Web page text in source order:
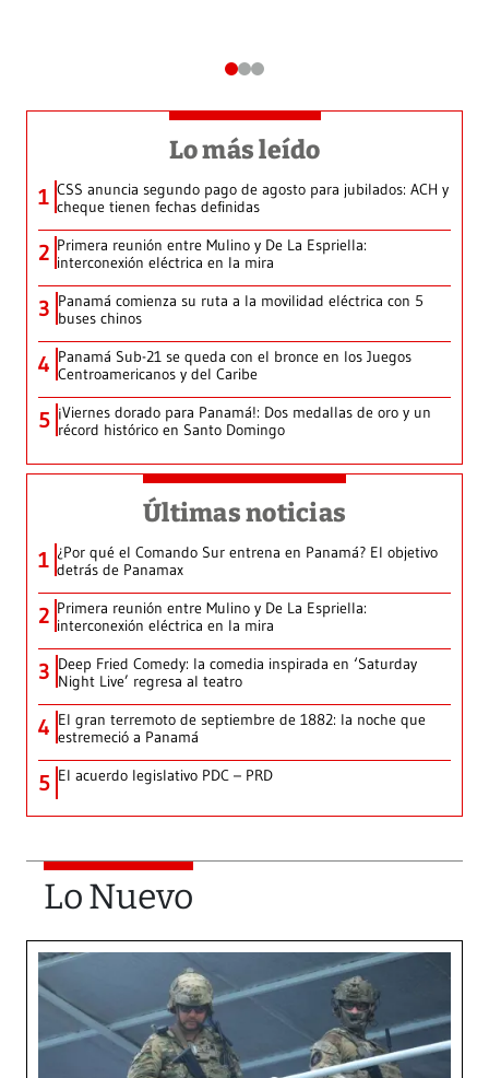
Lo más leído
1 CSS anuncia segundo pago de agosto para jubilados: ACH y
cheque tienen fechas definidas
2 Primera reunión entre Mulino y De La Espriella:
interconexión eléctrica en la mira
3 Panamá comienza su ruta a la movilidad eléctrica con 5
buses chinos
4 Panamá Sub-21 se queda con el bronce en los Juegos
Centroamericanos y del Caribe
5 ¡Viernes dorado para Panamá!: Dos medallas de oro y un
récord histórico en Santo Domingo
Últimas noticias
1 ¿Por qué el Comando Sur entrena en Panamá? El objetivo
detrás de Panamax
2 Primera reunión entre Mulino y De La Espriella:
interconexión eléctrica en la mira
3 Deep Fried Comedy: la comedia inspirada en ‘Saturday
Night Live’ regresa al teatro
4 El gran terremoto de septiembre de 1882: la noche que
estremeció a Panamá
5 El acuerdo legislativo PDC – PRD
Lo Nuevo